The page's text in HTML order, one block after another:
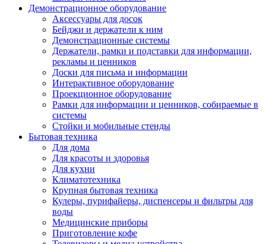
Демонстрационное оборудование
Аксессуары для досок
Бейджи и держатели к ним
Демонстрационные системы
Держатели, рамки и подставки для информации,
рекламы и ценников
Доски для письма и информации
Интерактивное оборудование
Проекционное оборудование
Рамки для информации и ценников, собираемые в
системы
Стойки и мобильные стенды
Бытовая техника
Для дома
Для красоты и здоровья
Для кухни
Климатотехника
Крупная бытовая техника
Кулеры, пурифайеры, диспенсеры и фильтры для
воды
Медицинские приборы
Приготовление кофе